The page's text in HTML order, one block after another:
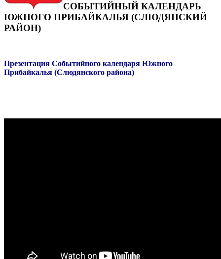
СОБЫТИЙНЫЙ КАЛЕНДАРЬ
ЮЖНОГО ПРИБАЙКАЛЬЯ (СЛЮДЯНСКИЙ
РАЙОН)
Презентация Событийного календаря Южного
Прибайкалья (Слюдянского района)